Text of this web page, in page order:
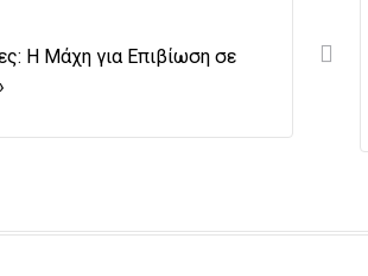
Η Μάχη για Επιβίωση σε